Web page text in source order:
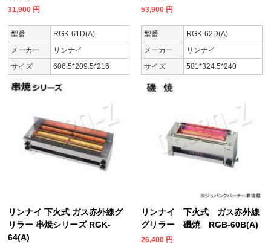
31,900 円
型番
RGK-61D(A)
メーカー
リンナイ
サイズ
606.5*209.5*216
53,900 円
型番
RGK-62D(A)
メーカー
リンナイ
サイズ
581*324.5*240
リンナイ 下火式 ガス赤外線グ
リラー 串焼シリーズ RGK-
64(A)
リンナイ 下火式 ガス赤外線
グリラー 磯焼 RGB-60B(A)
26,400 円